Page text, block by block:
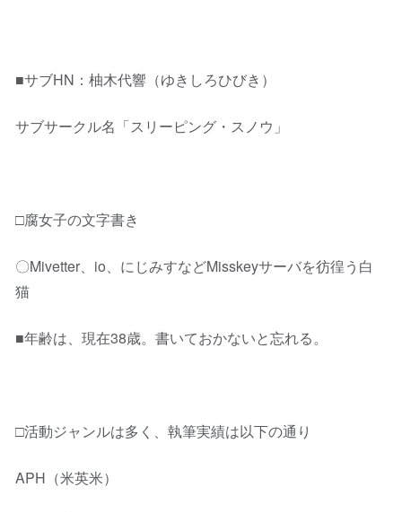
■サブHN：柚木代響（ゆきしろひびき）
サブサークル名「スリーピング・スノウ」
□腐女子の文字書き
〇Mivetter、io、にじみすなどMisskeyサーバを彷徨う白
猫
■年齢は、現在38歳。書いておかないと忘れる。
□活動ジャンルは多く、執筆実績は以下の通り
APH（米英米）